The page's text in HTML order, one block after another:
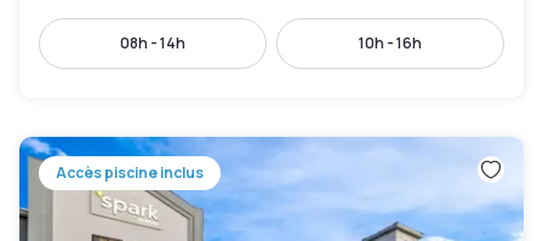
08h - 14h 10h - 16h
Accès piscine inclus